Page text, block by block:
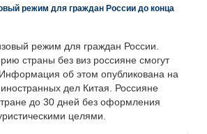
режим для граждан России до конца
режим для граждан России.
страны без виз россияне смогут
об этом опубликована на
дел Китая. Россияне
до 30 дней без оформления
целями.